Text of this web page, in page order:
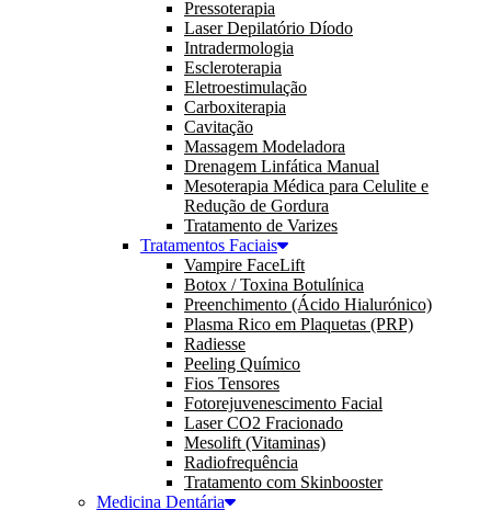
Pressoterapia
Laser Depilatório Díodo
Intradermologia
Escleroterapia
Eletroestimulação
Carboxiterapia
Cavitação
Massagem Modeladora
Drenagem Linfática Manual
Mesoterapia Médica para Celulite e
Redução de Gordura
Tratamento de Varizes
Tratamentos Faciais
Vampire FaceLift
Botox / Toxina Botulínica
Preenchimento (Ácido Hialurónico)
Plasma Rico em Plaquetas (PRP)
Radiesse
Peeling Químico
Fios Tensores
Fotorejuvenescimento Facial
Laser CO2 Fracionado
Mesolift (Vitaminas)
Radiofrequência
Tratamento com Skinbooster
Medicina Dentária